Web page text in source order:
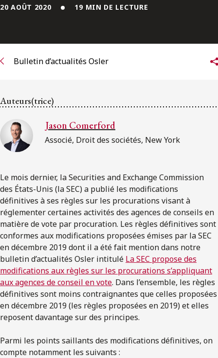
20 AOÛT 2020 19 MIN DE LECTURE
Bulletin d’actualités Osler
Auteurs(trice)
Jason Comerford
Associé, Droit des sociétés, New York
Le mois dernier, la Securities and Exchange Commission
des États-Unis (la SEC) a publié les modifications
définitives à ses règles sur les procurations visant à
réglementer certaines activités des agences de conseils en
matière de vote par procuration. Les règles définitives sont
conformes aux modifications proposées émises par la SEC
en décembre 2019 dont il a été fait mention dans notre
bulletin d’actualités Osler intitulé La SEC propose des
modifications aux règles sur les procurations s’appliquant
aux agences de conseil en vote. Dans l’ensemble, les règles
définitives sont moins contraignantes que celles proposées
en décembre 2019 (les règles proposées en 2019) et elles
reposent davantage sur des principes.
Parmi les points saillants des modifications définitives, on
compte notamment les suivants :